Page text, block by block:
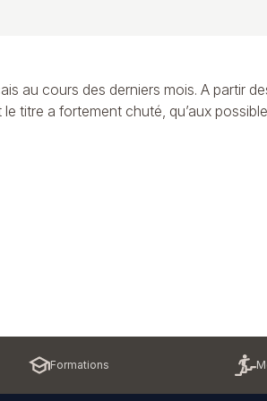
au cours des derniers mois. A partir
titre a fortement chuté, qu’aux
Formations